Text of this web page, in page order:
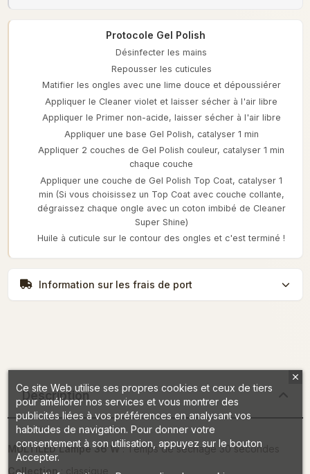
Protocole Gel Polish
Désinfecter les mains
Repousser les cuticules
Matifier les ongles avec une lime douce et dépoussiérer
Appliquer le Cleaner violet et laisser sécher à l'air libre
Appliquer le Primer non-acide, laisser sécher à l'air libre
Appliquer une base Gel Polish, catalyser 1 min
Appliquer 2 couches de Gel Polish couleur, catalyser 1 min
chaque couche
Appliquer une couche de Gel Polish Top Coat, catalyser 1
min (Si vous choisissez un Top Coat avec couche collante,
dégraissez chaque ongle avec un coton imbibé de Cleaner
Super Shine)
Huile à cuticule sur le contour des ongles et c'est terminé !
Information sur les frais de port
Description
MULTILED Lampe 36 W: Temps de séchage 30 secondes
Collection: classique
Ce site Web utilise ses propres cookies et ceux de tiers
pour améliorer nos services et vous montrer des
publicités liées à vos préférences en analysant vos
habitudes de navigation. Pour donner votre
consentement à son utilisation, appuyez sur le bouton
Accepter.